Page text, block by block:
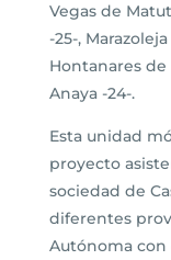
Vegas de
-25-,
Hontanares de
Anaya -24-.
Esta unidad
proyecto
sociedad de
diferentes
Autónoma con